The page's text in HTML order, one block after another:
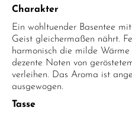
Charakter
Ein wohltuender Basentee
Geist gleichermaßen nährt.
harmonisch die milde
dezente Noten von
verleihen. Das Aroma ist
ausgewogen.
Tasse